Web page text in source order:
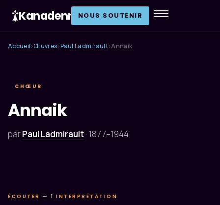
Kanadenn NOUS SOUTENIR
Accueil ›Œuvres›Paul Ladmirault›Annaik
CHŒUR
Annaik
parPaul Ladmirault· 1877–1944
ÉCOUTER — 1 INTERPRÉTATION